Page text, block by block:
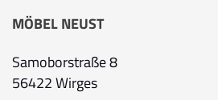
MÖBEL NEUST
Samoborstraße 8
56422 Wirges